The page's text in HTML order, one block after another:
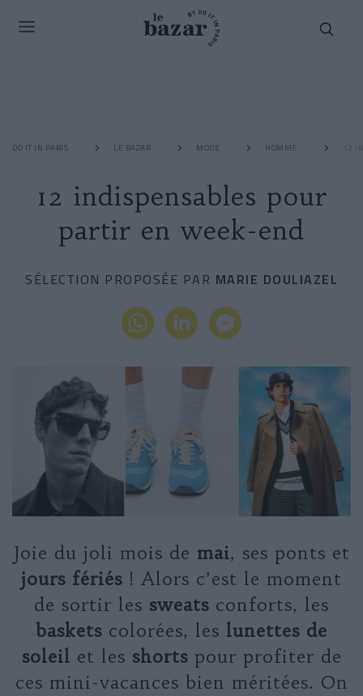
DO IT IN PARIS LE BAZAR MODE HOMME 12
12 indispensables pour
partir en week-end
SÉLECTION PROPOSÉE PAR MARIE DOULIAZEL
Joie du joli mois de mai, ses ponts et
jours fériés ! Alors c’est le moment
de sortir les sweats conforts, les
baskets colorées, les lunettes de
soleil et les shortspour profiter de
ces mini-vacances bien méritées. On